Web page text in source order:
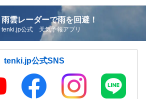
雨雲レーダーで雨を回避！
tenki.jp公式 天気予報アプリ
tenki.jp公式SNS